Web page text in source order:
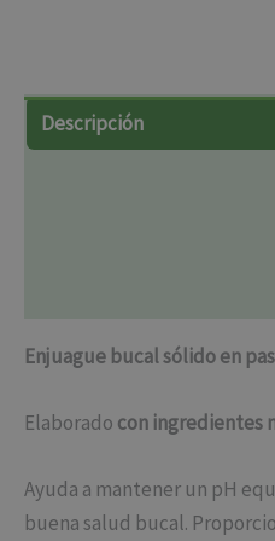
Descripción
Enjuague bucal sólido en
Elaborado con ingredientes
Ayuda a mantener un pH
buena salud bucal.